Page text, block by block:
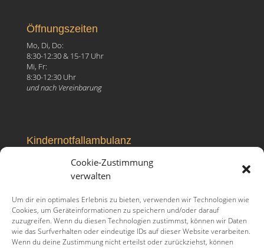
Cookie-Zustimmung
verwalten
Um dir ein optimales Erlebnis zu bieten, verwenden wir Technologien wie
Cookies, um Geräteinformationen zu speichern und/oder darauf
zuzugreifen. Wenn du diesen Technologien zustimmst, können wir Daten
wie das Surfverhalten oder eindeutige IDs auf dieser Website verarbeiten.
Wenn du deine Zustimmung nicht erteilst oder zurückziehst, können
Öffnungszeiten
Mo, Di, Do:
8:30-12:30 & 15-17 Uhr
Mi, Fr:
8:30-12:30 Uhr
und nach Vereinbarung
Kindernotfallambulanz
Elisabeth-Krankenhaus
Ruhrallee 81, 45138 Essen
Fon 0201.27 99 096